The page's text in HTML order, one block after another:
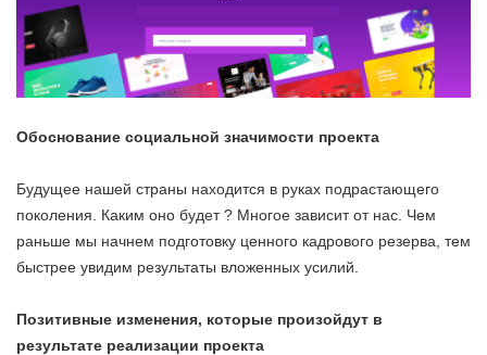
Обоснование социальной значимости проекта
Будущее нашей страны находится в руках подрастающего
поколения. Каким оно будет ? Многое зависит от нас. Чем
раньше мы начнем подготовку ценного кадрового резерва, тем
быстрее увидим результаты вложенных усилий.
Позитивные изменения, которые произойдут в
результате реализации проекта